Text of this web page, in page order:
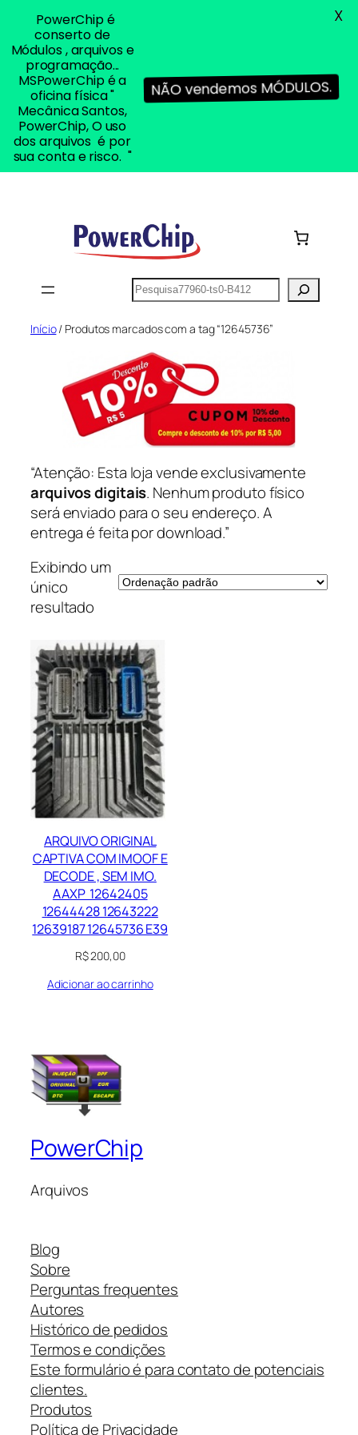
Pesquisar
Início/ Produtos marcados com a tag “12645736”
“Atenção: Esta loja vende exclusivamente
arquivos digitais. Nenhum produto físico
será enviado para o seu endereço. A
entrega é feita por download.”
Exibindo um
único
resultado
ARQUIVO ORIGINAL
CAPTIVA COM IMOOF E
DECODE , SEM IMO.
AAXP 12642405
12644428 12643222
12639187 12645736 E39
R$200,00
Adicionar ao carrinho
PowerChip
Arquivos
Blog
Sobre
Perguntas frequentes
Autores
Histórico de pedidos
Termos e condições
Este formulário é para contato de potenciais
clientes.
Produtos
Política de Privacidade
PowerChip é
conserto de
Módulos , arquivos e
programação...
MSPowerChip é a
oficina física "
Mecânica Santos,
PowerChip, O uso
dos arquivos é por
sua conta e risco. "
NÃO vendemos MÓDULOS.
X